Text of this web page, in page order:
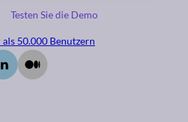
Testen Sie die Demo
50.000 Benutzern